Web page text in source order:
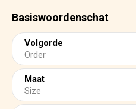
Basiswoordenschat
Volgorde
Order
Maat
Size